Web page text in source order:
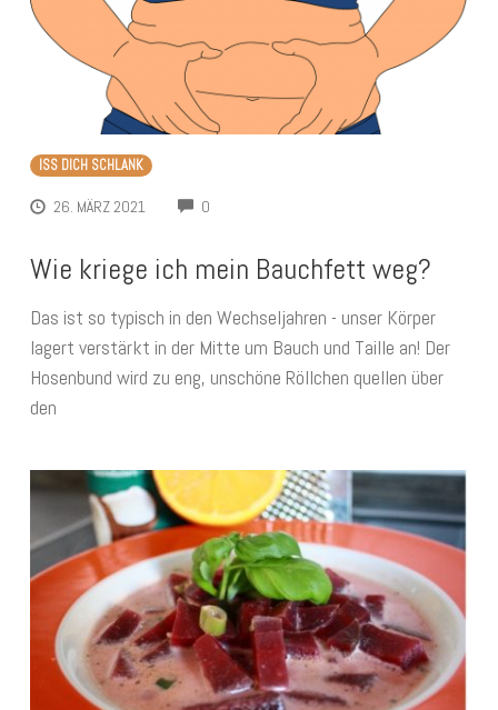
ISS DICH SCHLANK
26. MÄRZ 2021 0
Wie kriege ich mein Bauchfett weg?
Das ist so typisch in den Wechseljahren - unser Körper
lagert verstärkt in der Mitte um Bauch und Taille an! Der
Hosenbund wird zu eng, unschöne Röllchen quellen über
den